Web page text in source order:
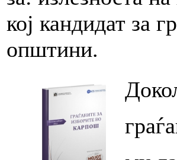
кој кандидат за
општини.